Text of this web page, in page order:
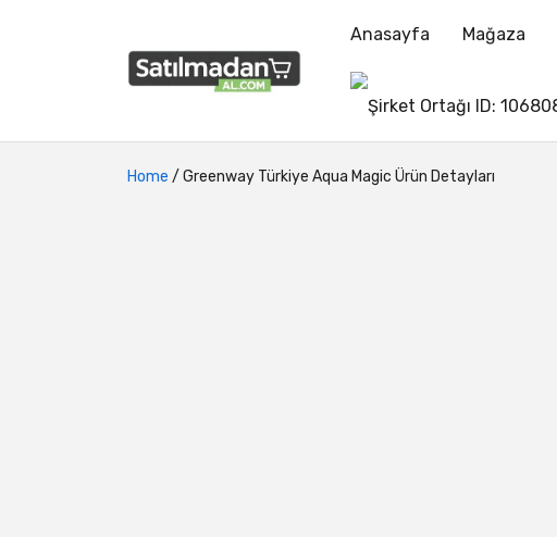
Anasayfa Mağaza
Home / Greenway Türkiye Aqua Magic Ürün Detayları